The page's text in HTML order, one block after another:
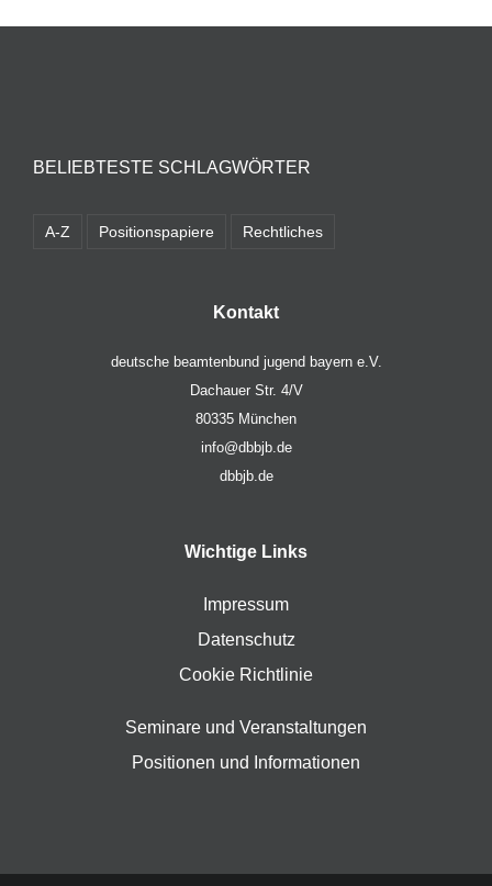
BELIEBTESTE SCHLAGWÖRTER
A-Z Positionspapiere Rechtliches
Kontakt
deutsche beamtenbund jugend bayern e.V.
Dachauer Str. 4/V
80335 München
info@dbbjb.de
dbbjb.de
Wichtige Links
Impressum
Datenschutz
Cookie Richtlinie
Seminare und Veranstaltungen
Positionen und Informationen